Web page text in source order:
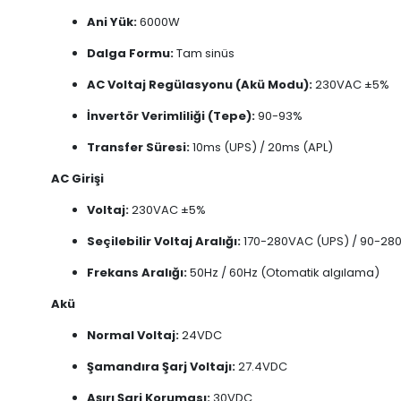
Ani Yük:6000W
Dalga Formu:Tam sinüs
AC Voltaj Regülasyonu (Akü Modu):230VAC ±5%
İnvertör Verimliliği (Tepe):90-93%
Transfer Süresi:10ms (UPS) / 20ms (APL)
AC Girişi
Voltaj:230VAC ±5%
Seçilebilir Voltaj Aralığı:170-280VAC (UPS) / 90-
Frekans Aralığı:50Hz / 60Hz (Otomatik algılama)
Akü
Normal Voltaj:24VDC
Şamandıra Şarj Voltajı:27.4VDC